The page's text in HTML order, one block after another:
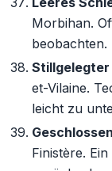
Morbihan.
beobachten.
Stillgelegter
et-Vilaine.
leicht zu
Finistère.